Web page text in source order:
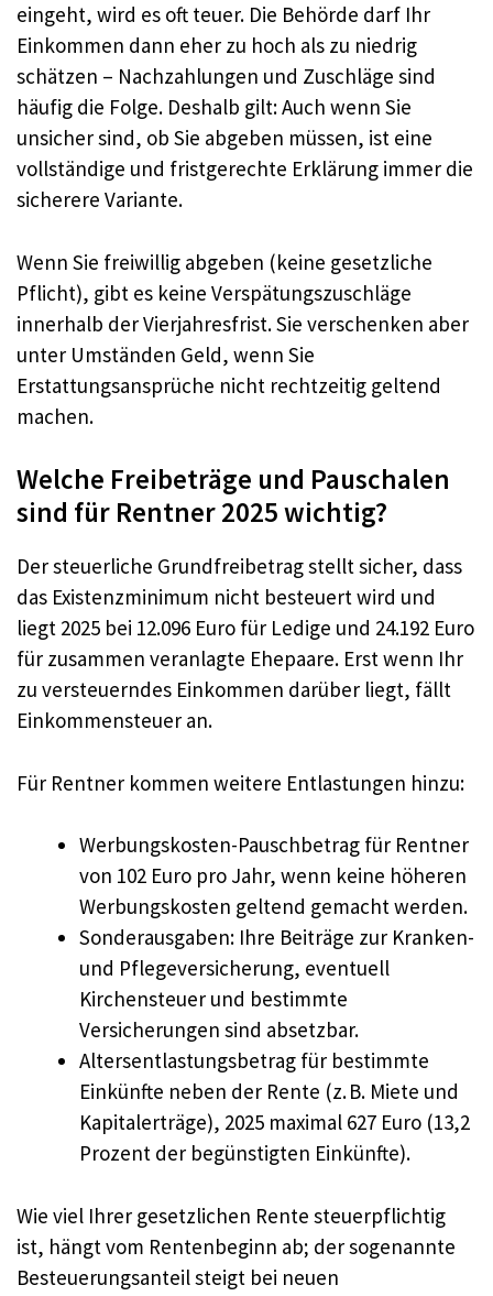
eingeht, wird es oft teuer. Die Behörde darf Ihr
Einkommen dann eher zu hoch als zu niedrig
schätzen – Nachzahlungen und Zuschläge sind
häufig die Folge. Deshalb gilt: Auch wenn Sie
unsicher sind, ob Sie abgeben müssen, ist eine
vollständige und fristgerechte Erklärung immer die
sicherere Variante.
Wenn Sie freiwillig abgeben (keine gesetzliche
Pflicht), gibt es keine Verspätungszuschläge
innerhalb der Vierjahresfrist. Sie verschenken aber
unter Umständen Geld, wenn Sie
Erstattungsansprüche nicht rechtzeitig geltend
machen.
Welche Freibeträge und Pauschalen
sind für Rentner 2025 wichtig?
Der steuerliche Grundfreibetrag stellt sicher, dass
das Existenzminimum nicht besteuert wird und
liegt 2025 bei 12.096 Euro für Ledige und 24.192 Euro
für zusammen veranlagte Ehepaare. Erst wenn Ihr
zu versteuerndes Einkommen darüber liegt, fällt
Einkommensteuer an.
Für Rentner kommen weitere Entlastungen hinzu:
Werbungskosten-Pauschbetrag für Rentner
von 102 Euro pro Jahr, wenn keine höheren
Werbungskosten geltend gemacht werden.
Sonderausgaben: Ihre Beiträge zur Kranken-
und Pflegeversicherung, eventuell
Kirchensteuer und bestimmte
Versicherungen sind absetzbar.
Altersentlastungsbetrag für bestimmte
Einkünfte neben der Rente (z. B. Miete und
Kapitalerträge), 2025 maximal 627 Euro (13,2
Prozent der begünstigten Einkünfte).
Wie viel Ihrer gesetzlichen Rente steuerpflichtig
ist, hängt vom Rentenbeginn ab; der sogenannte
Besteuerungsanteil steigt bei neuen